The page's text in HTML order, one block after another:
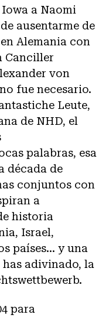
a Naomi
ausentarme de
Alemania con
Canciller
von
fue necesario.
Leute,
de NHD, el
palabras, esa
década de
conjuntos con
a
historia
Israel,
países... y una
has adivinado, la
para